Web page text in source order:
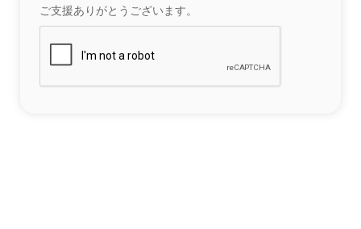
ご支援ありがとうございます。